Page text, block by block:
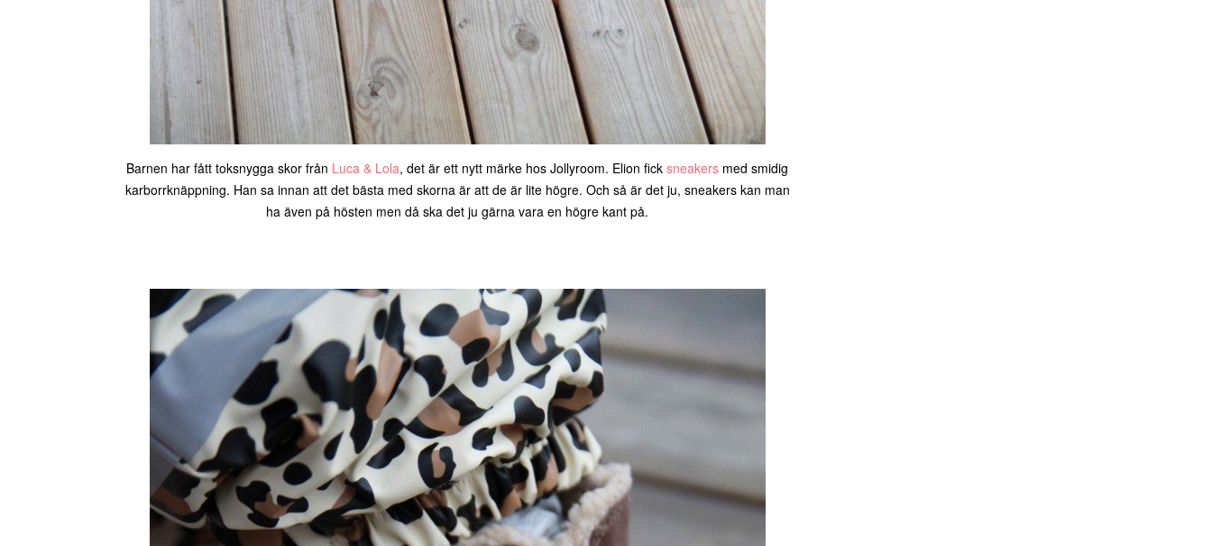
Barnen har fått toksnygga skor från Luca & Lola, det är ett nytt märke hos Jollyroom. Elion fick sneakers med smidig
karborrknäppning. Han sa innan att det bästa med skorna är att de är lite högre. Och så är det ju, sneakers kan man
ha även på hösten men då ska det ju gärna vara en högre kant på.